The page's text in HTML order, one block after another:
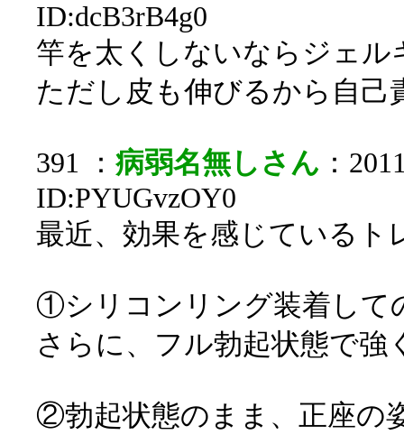
ID:dcB3rB4g0
竿を太くしないならジェル
ただし皮も伸びるから自己
391 ： 病弱名無しさん ：
ID:PYUGvzOY0
最近、効果を感じているト
①シリコンリング装着して
さらに、フル勃起状態で強
②勃起状態のまま、正座の